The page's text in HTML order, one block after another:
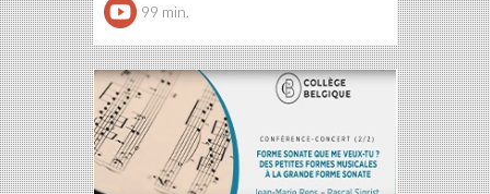
99 min.